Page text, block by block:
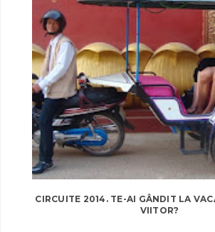
CIRCUITE 2014. TE-AI GÂNDIT LA
VIITOR?